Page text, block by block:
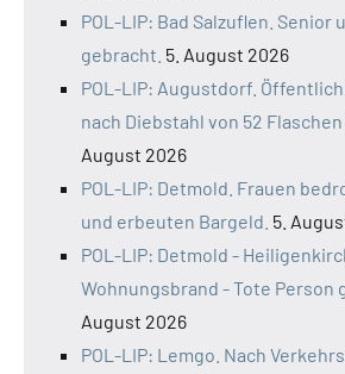
POL-LIP: Bad Salzuflen. Senior
gebracht. 5. August 2026
POL-LIP: Augustdorf.
nach Diebstahl von 52 Flaschen
August 2026
POL-LIP: Detmold. Frauen
und erbeuten Bargeld. 5.
POL-LIP: Detmold -
Wohnungsbrand - Tote Person
August 2026
POL-LIP: Lemgo. Nach